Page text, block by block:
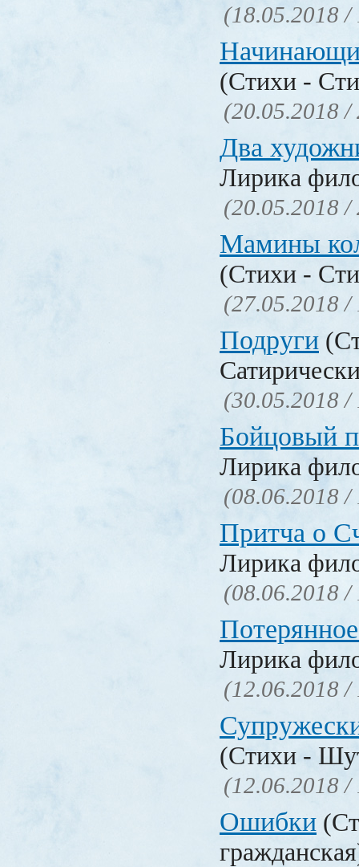
(18.05.2018 /
(Стихи -
(20.05.2018 /
Два
Лирика
(20.05.2018 /
Мамины
(Стихи -
(27.05.2018 /
Подруги
(30.05.2018 /
Бойцовый
Лирика
(08.06.2018 /
Притча о
Лирика
(08.06.2018 /
Лирика
(12.06.2018 /
(Стихи -
(12.06.2018 /
Ошибки